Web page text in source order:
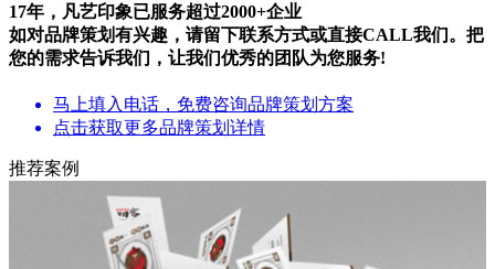
17年，凡艺印象已服务超过2000+企业
如对品牌策划有兴趣，请留下联系方式或直接CALL我们。把
您的需求告诉我们，让我们优秀的团队为您服务!
马上填入电话，免费咨询品牌策划方案
点击获取更多品牌策划详情
推荐案例